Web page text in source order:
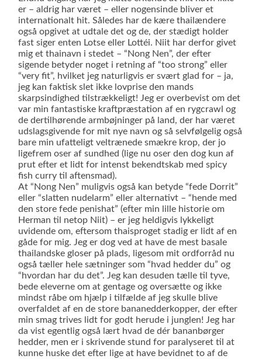
er – aldrig har været – eller nogensinde bliver et
internationalt hit. Således har de kære thailændere
også opgivet at udtale det og de, der stædigt holder
fast siger enten Lotse eller Lottéi. Niit har derfor givet
mig et thainavn i stedet – “Nong Nen”, der efter
sigende betyder noget i retning af “too strong” eller
“very fit”, hvilket jeg naturligvis er svært glad for – ja,
jeg kan faktisk slet ikke lovprise den mands
skarpsindighed tilstrækkeligt! Jeg er overbevist om det
var min fantastiske kraftpræstation af en rygcrawl og
de dertilhørende armbøjninger på land, der har været
udslagsgivende for mit nye navn og så selvfølgelig også
bare min ufatteligt veltrænede smækre krop, der jo
ligefrem oser af sundhed (lige nu oser den dog kun af
prut efter et lidt for intenst bekendtskab med spicy
fish curry til aftensmad).
At “Nong Nen” muligvis også kan betyde “fede Dorrit”
eller “slatten nudelarm” eller alternativt – “hende med
den store fede penishat” (efter min lille historie om
Herman til netop Niit) – er jeg heldigvis lykkeligt
uvidende om, eftersom thaisproget stadig er lidt af en
gåde for mig. Jeg er dog ved at have de mest basale
thailandske gloser på plads, ligesom mit ordforråd nu
også tæller hele sætninger som “hvad hedder du” og
“hvordan har du det”. Jeg kan desuden tælle til tyve,
bede eleverne om at gentage og oversætte og ikke
mindst råbe om hjælp i tilfælde af jeg skulle blive
overfaldet af en de store bananedderkopper, der efter
min smag trives lidt for godt herude i junglen! Jeg har
da vist egentlig også lært hvad de dér bananbørger
hedder, men er i skrivende stund for paralyseret til at
kunne huske det efter lige at have bevidnet to af de